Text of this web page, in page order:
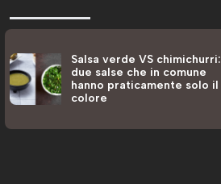
Salsa verde VS chimichurri:
due salse che in comune
hanno praticamente solo il
colore